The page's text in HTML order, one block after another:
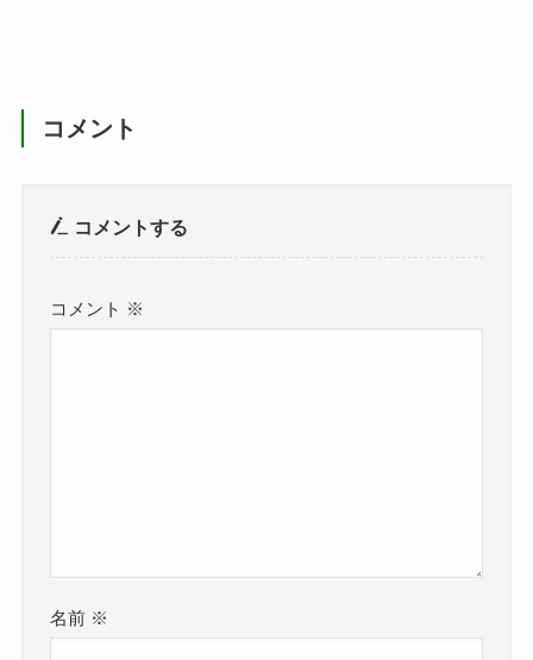
コメント
コメントする
コメント ※
名前 ※